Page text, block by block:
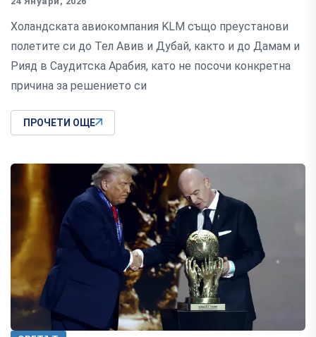
Холандската авиокомпания KLM също преустанови
полетите си до Тел Авив и Дубай, както и до Дамам и
Рияд в Саудитска Арабия, като не посочи конкретна
причина за решението си
ПРОЧЕТИ ОЩЕ